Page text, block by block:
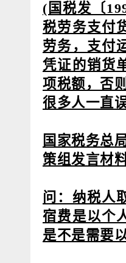
(国税发〔
税劳务支付
劳务，支付
凭证的销货
项税额，否
很多人一直
国家税务总
策组发言材料
问：纳税人
宿费是以个
是不是需要